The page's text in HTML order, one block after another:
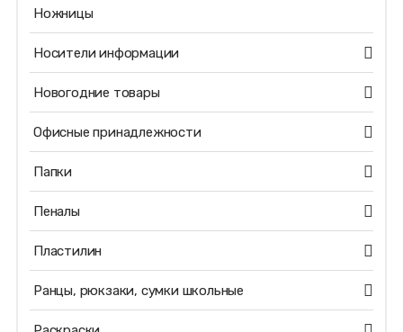
Ножницы
Носители информации
Новогодние товары
Офисные принадлежности
Папки
Пеналы
Пластилин
Ранцы, рюкзаки, сумки школьные